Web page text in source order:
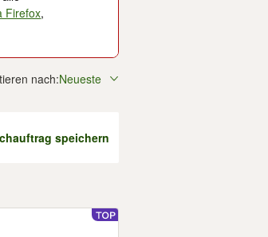
Firefox,
nach:Neueste
speichern